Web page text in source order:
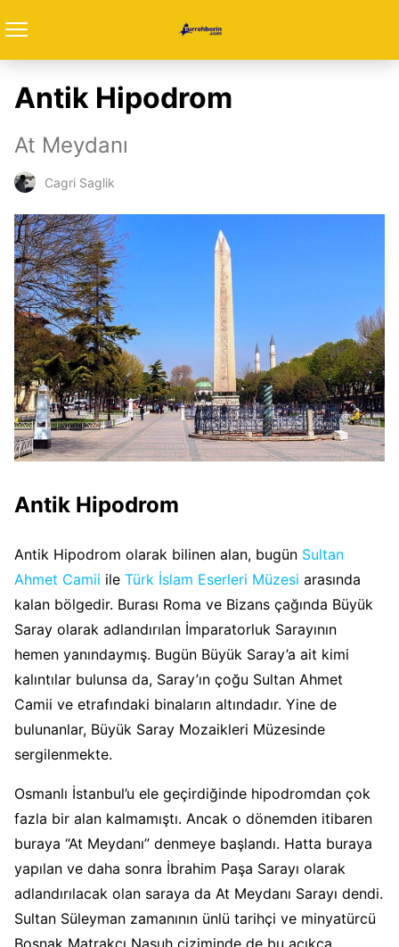
Antik Hipodrom
At Meydanı
Cagri Saglik
Antik Hipodrom
Antik Hipodrom olarak bilinen alan, bugün Sultan
Ahmet Camii ile Türk İslam Eserleri Müzesi arasında
kalan bölgedir. Burası Roma ve Bizans çağında Büyük
Saray olarak adlandırılan İmparatorluk Sarayının
hemen yanındaymış. Bugün Büyük Saray’a ait kimi
kalıntılar bulunsa da, Saray’ın çoğu Sultan Ahmet
Camii ve etrafındaki binaların altındadır. Yine de
bulunanlar, Büyük Saray Mozaikleri Müzesinde
sergilenmekte.
Osmanlı İstanbul’u ele geçirdiğinde hipodromdan çok
fazla bir alan kalmamıştı. Ancak o dönemden itibaren
buraya “At Meydanı” denmeye başlandı. Hatta buraya
yapılan ve daha sonra İbrahim Paşa Sarayı olarak
adlandırılacak olan saraya da At Meydanı Sarayı dendi.
Sultan Süleyman zamanının ünlü tarihçi ve minyatürcü
Boşnak Matrakçı Nasuh çiziminde de bu açıkça